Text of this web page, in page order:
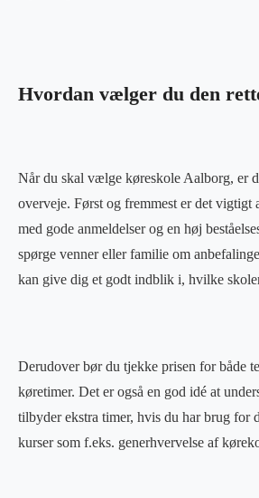
Hvordan vælger du den
Når du skal vælge køreskole Aalborg, er
overveje. Først og fremmest er det vigtigt
med gode anmeldelser og en høj
spørge venner eller familie om
kan give dig et godt indblik i, hvilke
Derudover bør du tjekke prisen for både
køretimer. Det er også en god idé at
tilbyder ekstra timer, hvis du har brug for
kurser som f.eks. generhvervelse af